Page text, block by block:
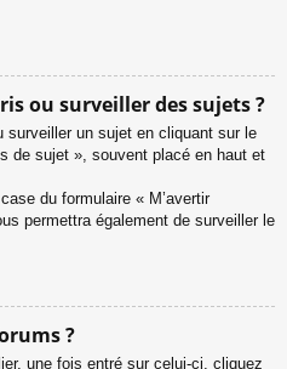
ou surveiller des sujets ?
surveiller un sujet en cliquant sur le
de sujet », souvent placé en haut et
du formulaire « M’avertir
permettra également de surveiller le
?
une fois entré sur celui-ci, cliquez